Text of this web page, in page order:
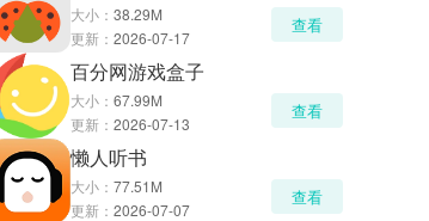
大小： 38.29M
更新： 2026-07-17
查看
百分网游戏盒子
大小： 67.99M
更新： 2026-07-13
查看
懒人听书
大小： 77.51M
更新： 2026-07-07
查看